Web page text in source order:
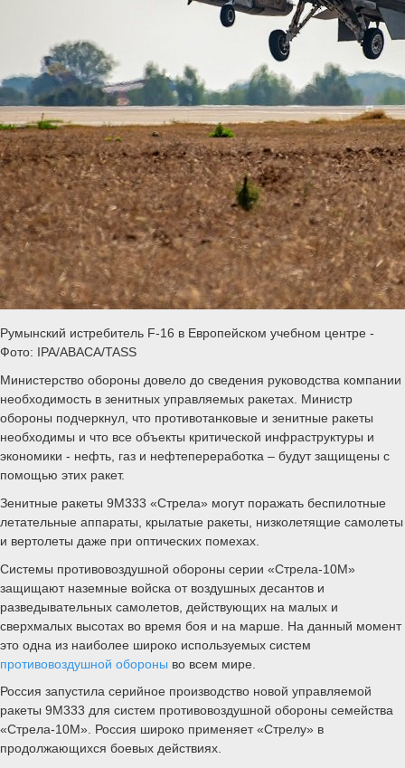
Румынский истребитель F-16 в Европейском учебном центре -
Фото: IPA/ABACA/TASS
Министерство обороны довело до сведения руководства компании
необходимость в зенитных управляемых ракетах. Министр
обороны подчеркнул, что противотанковые и зенитные ракеты
необходимы и что все объекты критической инфраструктуры и
экономики - нефть, газ и нефтепереработка – будут защищены с
помощью этих ракет.
Зенитные ракеты 9М333 «Стрела» могут поражать беспилотные
летательные аппараты, крылатые ракеты, низколетящие самолеты
и вертолеты даже при оптических помехах.
Системы противовоздушной обороны серии «Стрела-10М»
защищают наземные войска от воздушных десантов и
разведывательных самолетов, действующих на малых и
сверхмалых высотах во время боя и на марше. На данный момент
это одна из наиболее широко используемых систем
противовоздушной обороны во всем мире.
Россия запустила серийное производство новой управляемой
ракеты 9М333 для систем противовоздушной обороны семейства
«Стрела-10М». Россия широко применяет «Стрелу» в
продолжающихся боевых действиях.